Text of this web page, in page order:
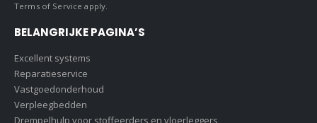
Terms of Service apply.
BELANGRIJKE PAGINA’S
Excellent systems
Reparatieservice
Vastgoedonderhoud
Verpleegbedden
Drempelhulp voor stoffeerders en vloerleggers